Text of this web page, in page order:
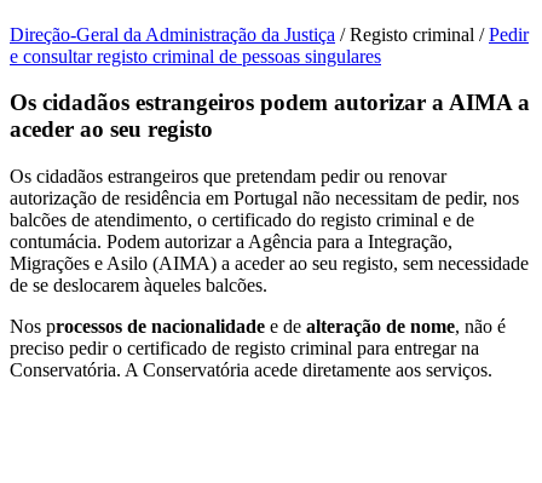
Direção-Geral da Administração da Justiça /Registo criminal /Pedir
e consultar registo criminal de pessoas singulares
Os cidadãos estrangeiros podem autorizar a AIMA a
aceder ao seu registo
Os cidadãos estrangeiros que pretendam pedir ou renovar
autorização de residência em Portugal não necessitam de pedir, nos
balcões de atendimento, o certificado do registo criminal e de
contumácia. Podem autorizar a Agência para a Integração,
Migrações e Asilo (AIMA) a aceder ao seu registo, sem necessidade
de se deslocarem àqueles balcões.
Nos processos de nacionalidade e de alteração de nome, não é
preciso pedir o certificado de registo criminal para entregar na
Conservatória. A Conservatória acede diretamente aos serviços.